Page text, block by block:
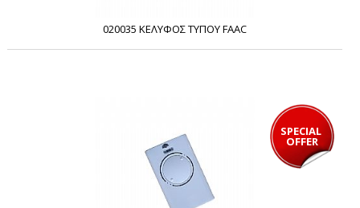
020035 ΚΕΛΥΦΟΣ ΤΥΠΟΥ FAAC
SPECIAL
OFFER